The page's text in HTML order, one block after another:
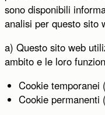
sono disponibili
analisi per questo sito
a) Questo sito web
ambito e le loro
Cookie temporanei
Cookie permanenti